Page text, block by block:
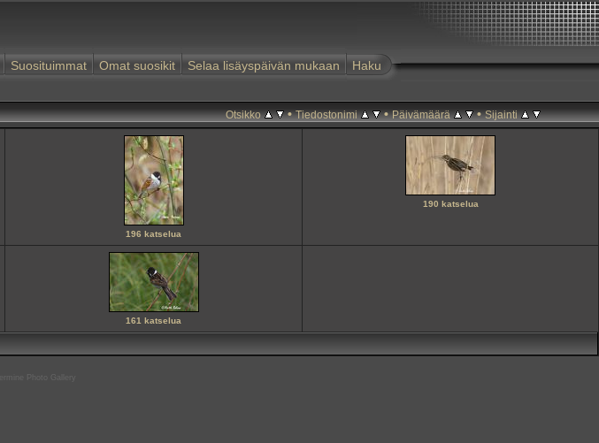
Suosituimmat Omat suosikit Selaa lisäyspäivän mukaan Haku
Otsikko •Tiedostonimi •Päivämäärä •Sijainti
196 katselua
190 katselua
161 katselua